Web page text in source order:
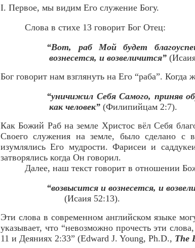
I. Первое, мы видим Его служение Богу.
Слова в стихе 13 говорит Бог Отец:
“Вот, раб Мой будет
вознесется, и возвеличится”
Бог говорит нам взглянуть на Его “раба”.
“уничижил Себя Самого, приняв
как человек” (Филипийцам 2:7).
Как Божий Раб на земле Христос вёл Себя
Своего служения на земле, было сделано
изумлялись Его мудрости. Фарисеи и
затворялись когда Он говорил.
Далее, наш текст говорит в отношении
“возвысится и вознесется, и
(Исаия 52:13).
Эти слова в современном английском языке
указывает, что “невозможно прочесть эти
11 и Деяниях 2:33” (Edward J. Young, Ph.D., The